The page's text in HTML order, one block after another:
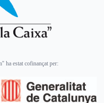
ha estat cofinançat per: